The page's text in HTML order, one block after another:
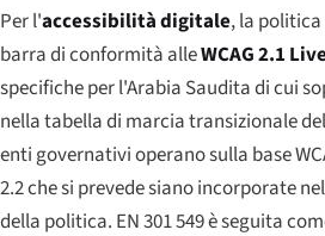
Per l'accessibilità digitale, la politica
barra di conformità alleWCAG 2.1
specifiche per l'Arabia Saudita di cui
nella tabella di marcia transizionale
enti governativi operano sulla base
2.2 che si prevede siano incorporate
della politica. EN 301 549 è seguita